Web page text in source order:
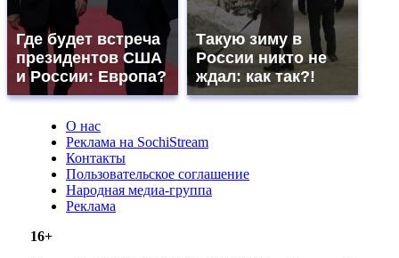
Где будет встреча
президентов США
и России: Европа?
Такую зиму в
России никто не
ждал: как так?!
О нас
Реклама на SochiStream
Контакты
Пользовательское соглашение
Народная медиа-группа
Реклама
16+